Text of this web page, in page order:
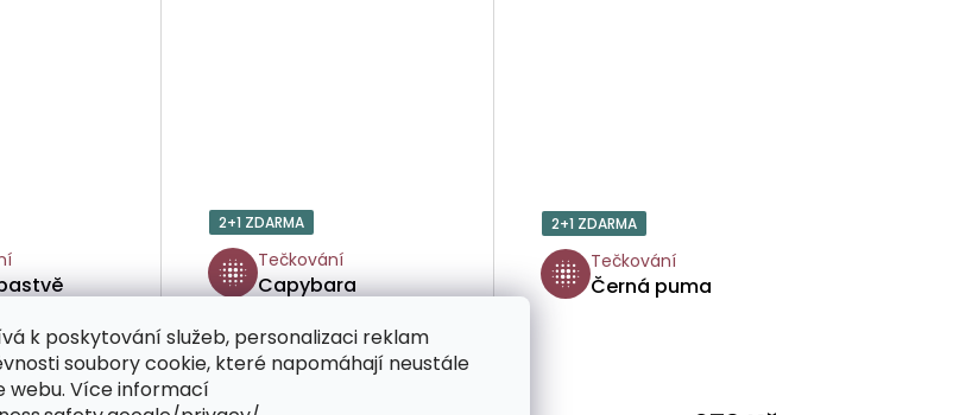
k poskytování služeb, personalizaci reklam
soubory cookie, které napomáhají neustále
webu. Více informací
2+1 ZDARMA
Tečkování
Capybara
2+1 ZDARMA
Tečkování
Černá puma